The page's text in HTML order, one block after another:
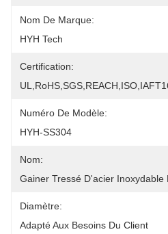
Nom De Marque:
HYH Tech
Certification:
Numéro De Modèle:
HYH-SS304
Nom:
Gainer Tressé D'acier
Diamètre:
Adapté Aux Besoins Du Client